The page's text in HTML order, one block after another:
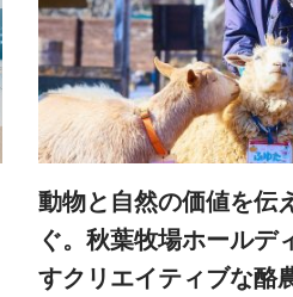
動物と自然の価値を伝
ぐ。秋葉牧場ホールデ
すクリエイティブな酪